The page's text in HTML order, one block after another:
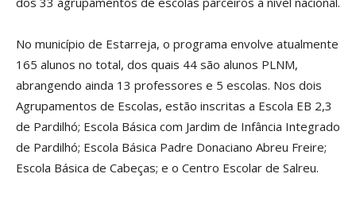
No município de Estarreja, o programa envolve atualmente
165 alunos no total, dos quais 44 são alunos PLNM,
abrangendo ainda 13 professores e 5 escolas. Nos dois
Agrupamentos de Escolas, estão inscritas a Escola EB 2,3
de Pardilhó; Escola Básica com Jardim de Infância Integrado
de Pardilhó; Escola Básica Padre Donaciano Abreu Freire;
Escola Básica de Cabeças; e o Centro Escolar de Salreu.